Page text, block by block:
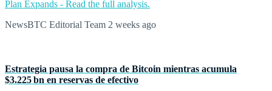
Plan Expands - Read the full analysis.
NewsBTC Editorial Team 2 weeks ago
Estrategia pausa la compra de Bitcoin mientras acumula
$3.225 bn en reservas de efectivo